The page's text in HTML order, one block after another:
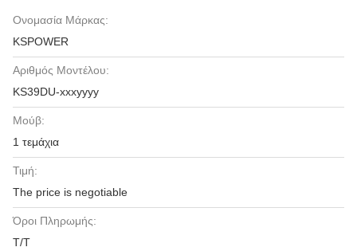
Ονομασία Μάρκας:
KSPOWER
Αριθμός Μοντέλου:
KS39DU-xxxyyyy
Μούβ:
1 τεμάχια
Τιμή:
The price is negotiable
Όροι Πληρωμής:
T/T